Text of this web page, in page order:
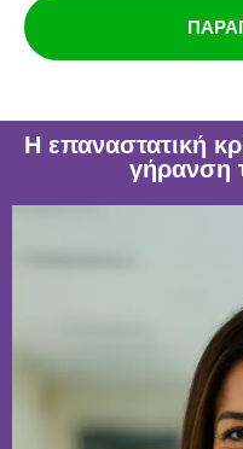
Η επαναστατική
γήρανση